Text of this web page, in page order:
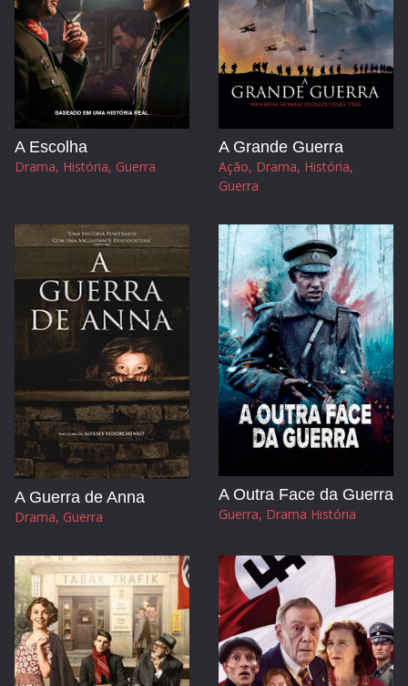
A Escolha
Drama, História, Guerra
A Grande Guerra
Ação, Drama, História,
Guerra
A Guerra de Anna
Drama, Guerra
A Outra Face da Guerra
Guerra, Drama História